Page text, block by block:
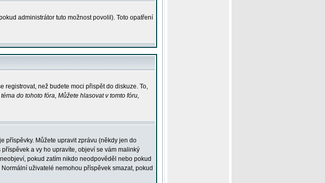
administrátor tuto možnost povolil). Toto opatření
registrovat, než budete moci přispět do diskuze. To,
do tohoto fóra, Můžete hlasovat v tomto fóru,
příspěvky. Můžete upravit zprávu (někdy jen do
a vy ho upravíte, objeví se vám malinký
pokud zatím nikdo neodpověděl nebo pokud
uživatelé nemohou příspěvek smazat, pokud